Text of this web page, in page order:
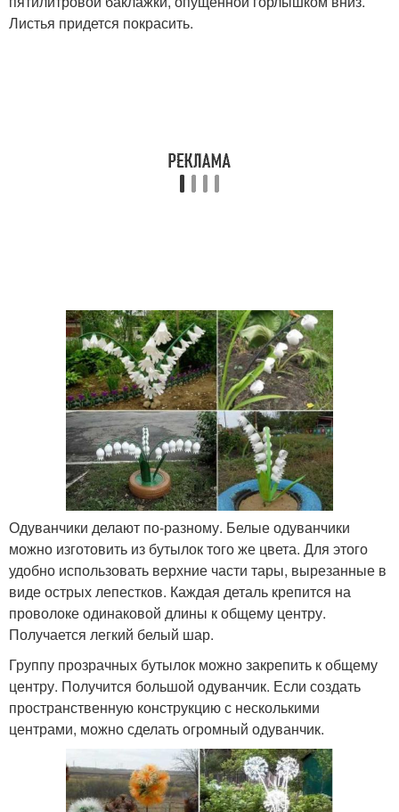
Листья придется покрасить.
Одуванчики делают по-разному. Белые одуванчики
можно изготовить из бутылок того же цвета. Для этого
удобно использовать верхние части тары, вырезанные в
виде острых лепестков. Каждая деталь крепится на
проволоке одинаковой длины к общему центру.
Получается легкий белый шар.
Группу прозрачных бутылок можно закрепить к общему
центру. Получится большой одуванчик. Если создать
пространственную конструкцию с несколькими
центрами, можно сделать огромный одуванчик.